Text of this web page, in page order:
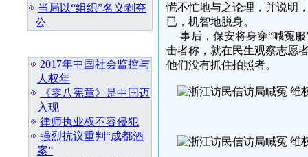
当局以“组织”名义剥夺
公
2017年中国社会监控与
人权年
《零八宪章》是中国迈
入现
律师执业权不容侵犯
强烈抗议重判“成都酒
案”
慌不忙地与之论理，并说明
已，机智地脱身。
事后，保安将身穿“喊冤服
击者称，就在民生观察志愿
他们没有抓住拍照者。